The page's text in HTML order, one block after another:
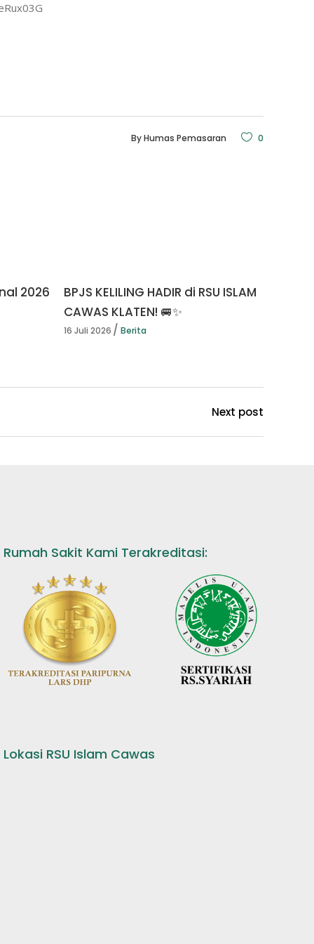
ByHumas Pemasaran 0
2026
BPJS KELILING HADIR di RSU ISLAM
CAWAS KLATEN! 🚐✨
16 Juli 2026 Berita
Next post
Rumah Sakit Kami Terakreditasi:
Lokasi RSU Islam Cawas